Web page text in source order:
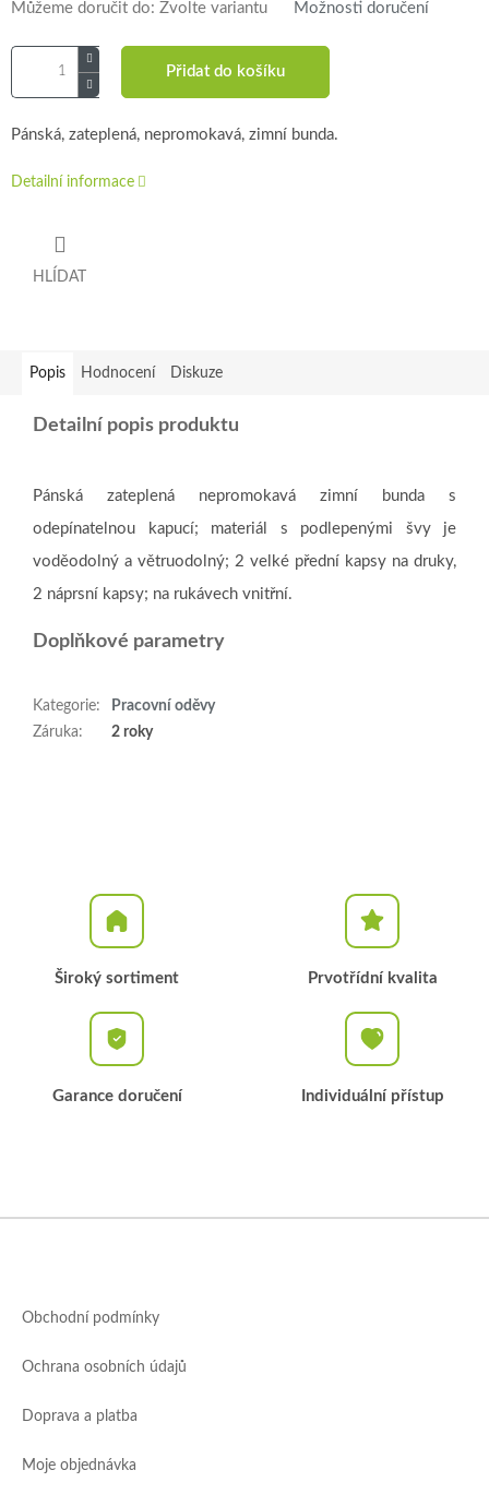
Můžeme doručit do: Zvolte variantu Možnosti doručení
Přidat do košíku
Pánská, zateplená, nepromokavá, zimní bunda.
Detailní informace
HLÍDAT
Popis Hodnocení Diskuze
Detailní popis produktu
Pánská zateplená nepromokavá zimní bunda s
odepínatelnou kapucí; materiál s podlepenými švy je
voděodolný a větruodolný; 2 velké přední kapsy na druky,
2 náprsní kapsy; na rukávech vnitřní.
Doplňkové parametry
Kategorie:
Pracovní oděvy
Záruka: 2 roky
Široký sortiment Prvotřídní kvalita
Garance doručení Individuální přístup
Obchodní podmínky
Ochrana osobních údajů
Doprava a platba
Moje objednávka